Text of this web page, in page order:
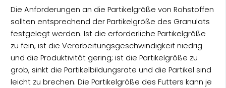
Die Anforderungen an die Partikelgröße von Rohstoffen
sollten entsprechend der Partikelgröße des Granulats
festgelegt werden. Ist die erforderliche Partikelgröße
zu fein, ist die Verarbeitungsgeschwindigkeit niedrig
und die Produktivität gering; ist die Partikelgröße zu
grob, sinkt die Partikelbildungsrate und die Partikel sind
leicht zu brechen. Die Partikelgröße des Futters kann je